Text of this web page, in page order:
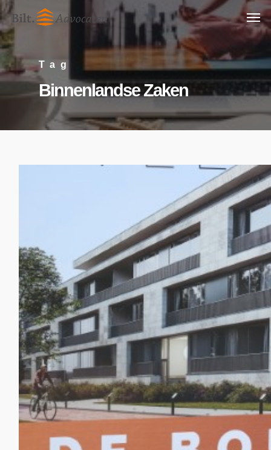
Skip
to
main
content
Tag
Binnenlandse Zaken